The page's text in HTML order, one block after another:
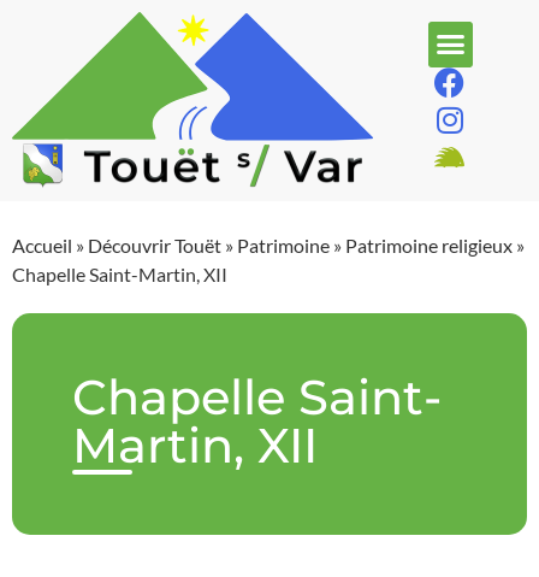
Accueil » Découvrir Touët » Patrimoine » Patrimoine religieux »
Chapelle Saint-Martin, XII
Chapelle Saint-
Martin, XII